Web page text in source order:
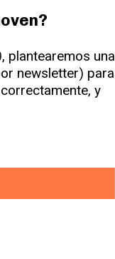
plantearemos una
newsletter) para
y